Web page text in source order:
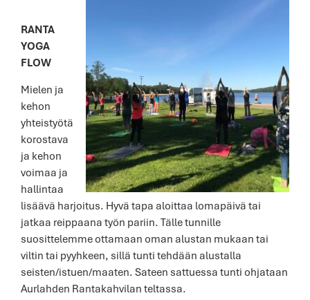
RANTA
YOGA
FLOW
Mielen ja
kehon
yhteistyötä
korostava
ja kehon
voimaa ja
hallintaa
lisäävä harjoitus. Hyvä tapa aloittaa lomapäivä tai
jatkaa reippaana työn pariin. Tälle tunnille
suosittelemme ottamaan oman alustan mukaan tai
viltin tai pyyhkeen, sillä tunti tehdään alustalla
seisten/istuen/maaten. Sateen sattuessa tunti ohjataan
Aurlahden Rantakahvilan teltassa.